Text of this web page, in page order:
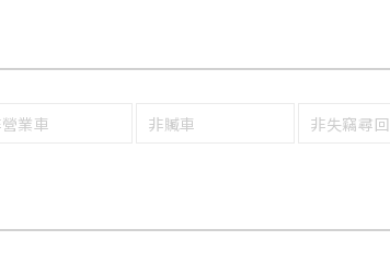
業車 非贓車 非失竊尋